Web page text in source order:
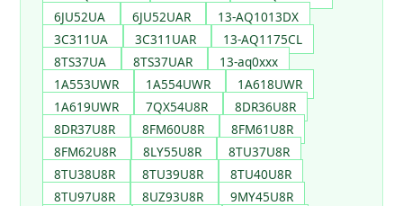
6JU52UA
6JU52UAR
13-AQ1013DX
3C311UA
3C311UAR
13-AQ1175CL
8TS37UA
8TS37UAR
13-aq0xxx
1A553UWR
1A554UWR
1A618UWR
1A619UWR
7QX54U8R
8DR36U8R
8DR37U8R
8FM60U8R
8FM61U8R
8FM62U8R
8LY55U8R
8TU37U8R
8TU38U8R
8TU39U8R
8TU40U8R
8TU97U8R
8UZ93U8R
9MY45U8R